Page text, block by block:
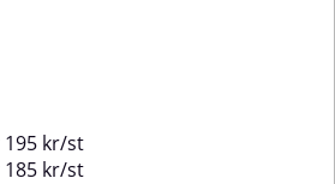
195 kr/st
185 kr/st